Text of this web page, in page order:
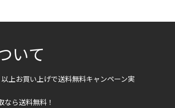
いて
上お買い上げで送料無料キャンペーン実
なら送料無料！